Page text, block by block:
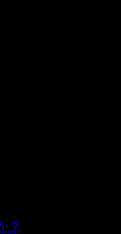
？